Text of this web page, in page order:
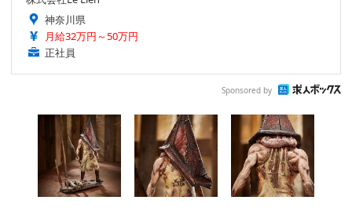
神奈川県
月給32万円～50万円
正社員
Sponsored by